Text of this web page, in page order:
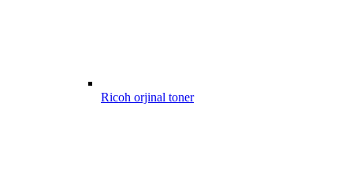
Ricoh orjinal toner